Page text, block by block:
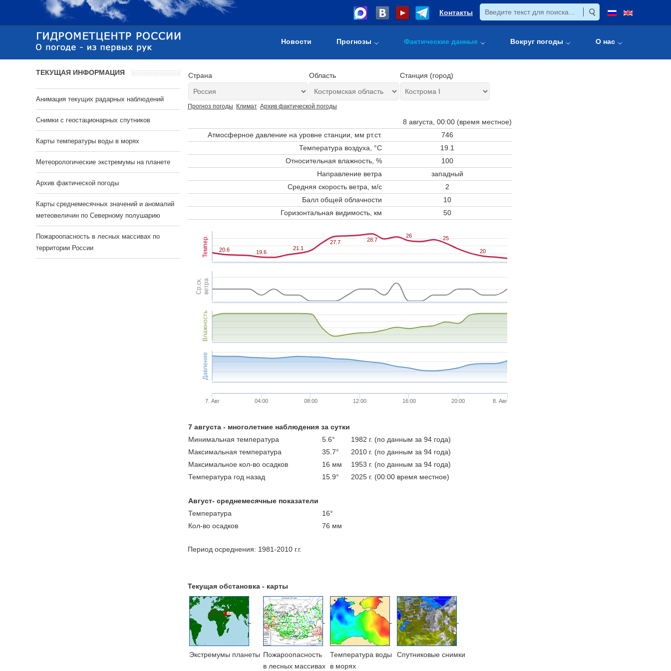
Контакты
Новости Прогнозы Фактические данные Вокруг погоды О нас
Страна Область Станция (город)
Прогноз погоды Климат Архив фактической погоды
8 августа, 00:00 (время местное)
Атмосферное давление на уровне станции, мм рт.ст.
746
Температура воздуха, °C
19.1
Относительная влажность, %
100
Направление ветра
западный
Средняя скорость ветра, м/с
2
Балл общей облачности
10
Горизонтальная видимость, км
50
Темпер.
Ср.ск.ветра
Влажность
Давление
20.6
20.6 19.6
19.6
21.1
21.1
27.7
27.7 28.7
28.7
26
26 25
25
20
20
7. Авг 04:00 08:00 12:00 16:00 20:00 8. Авг
7 августа - многолетние наблюдения за сутки
Минимальная температура
5.6°
1982 г. (по данным за 94 года)
Максимальная температура
35.7°
2010 г. (по данным за 94 года)
Максимальное кол-во осадков
16 мм
1953 г. (по данным за 94 года)
Температура год назад
15.9° 2025 г. (00:00 время местное)
Август- среднемесячные показатели
Температура
16°
Кол-во осадков
76 мм
Период осреднения: 1981-2010 г.г.
Текущая обстановка - карты
Экстремумы планеты Пожароопасность
в лесных массивах
Температура воды
в морях
Cпутниковые снимки
ТЕКУЩАЯ ИНФОРМАЦИЯ
Анимация текущих радарных наблюдений
Cнимки с геостационарных спутников
Карты температуры воды в морях
Метеорологические экстремумы на планете
Архив фактической погоды
Карты среднемесячных значений и аномалий
метеовеличин по Северному полушарию
Пожароопасность в лесных массивах по
территории России